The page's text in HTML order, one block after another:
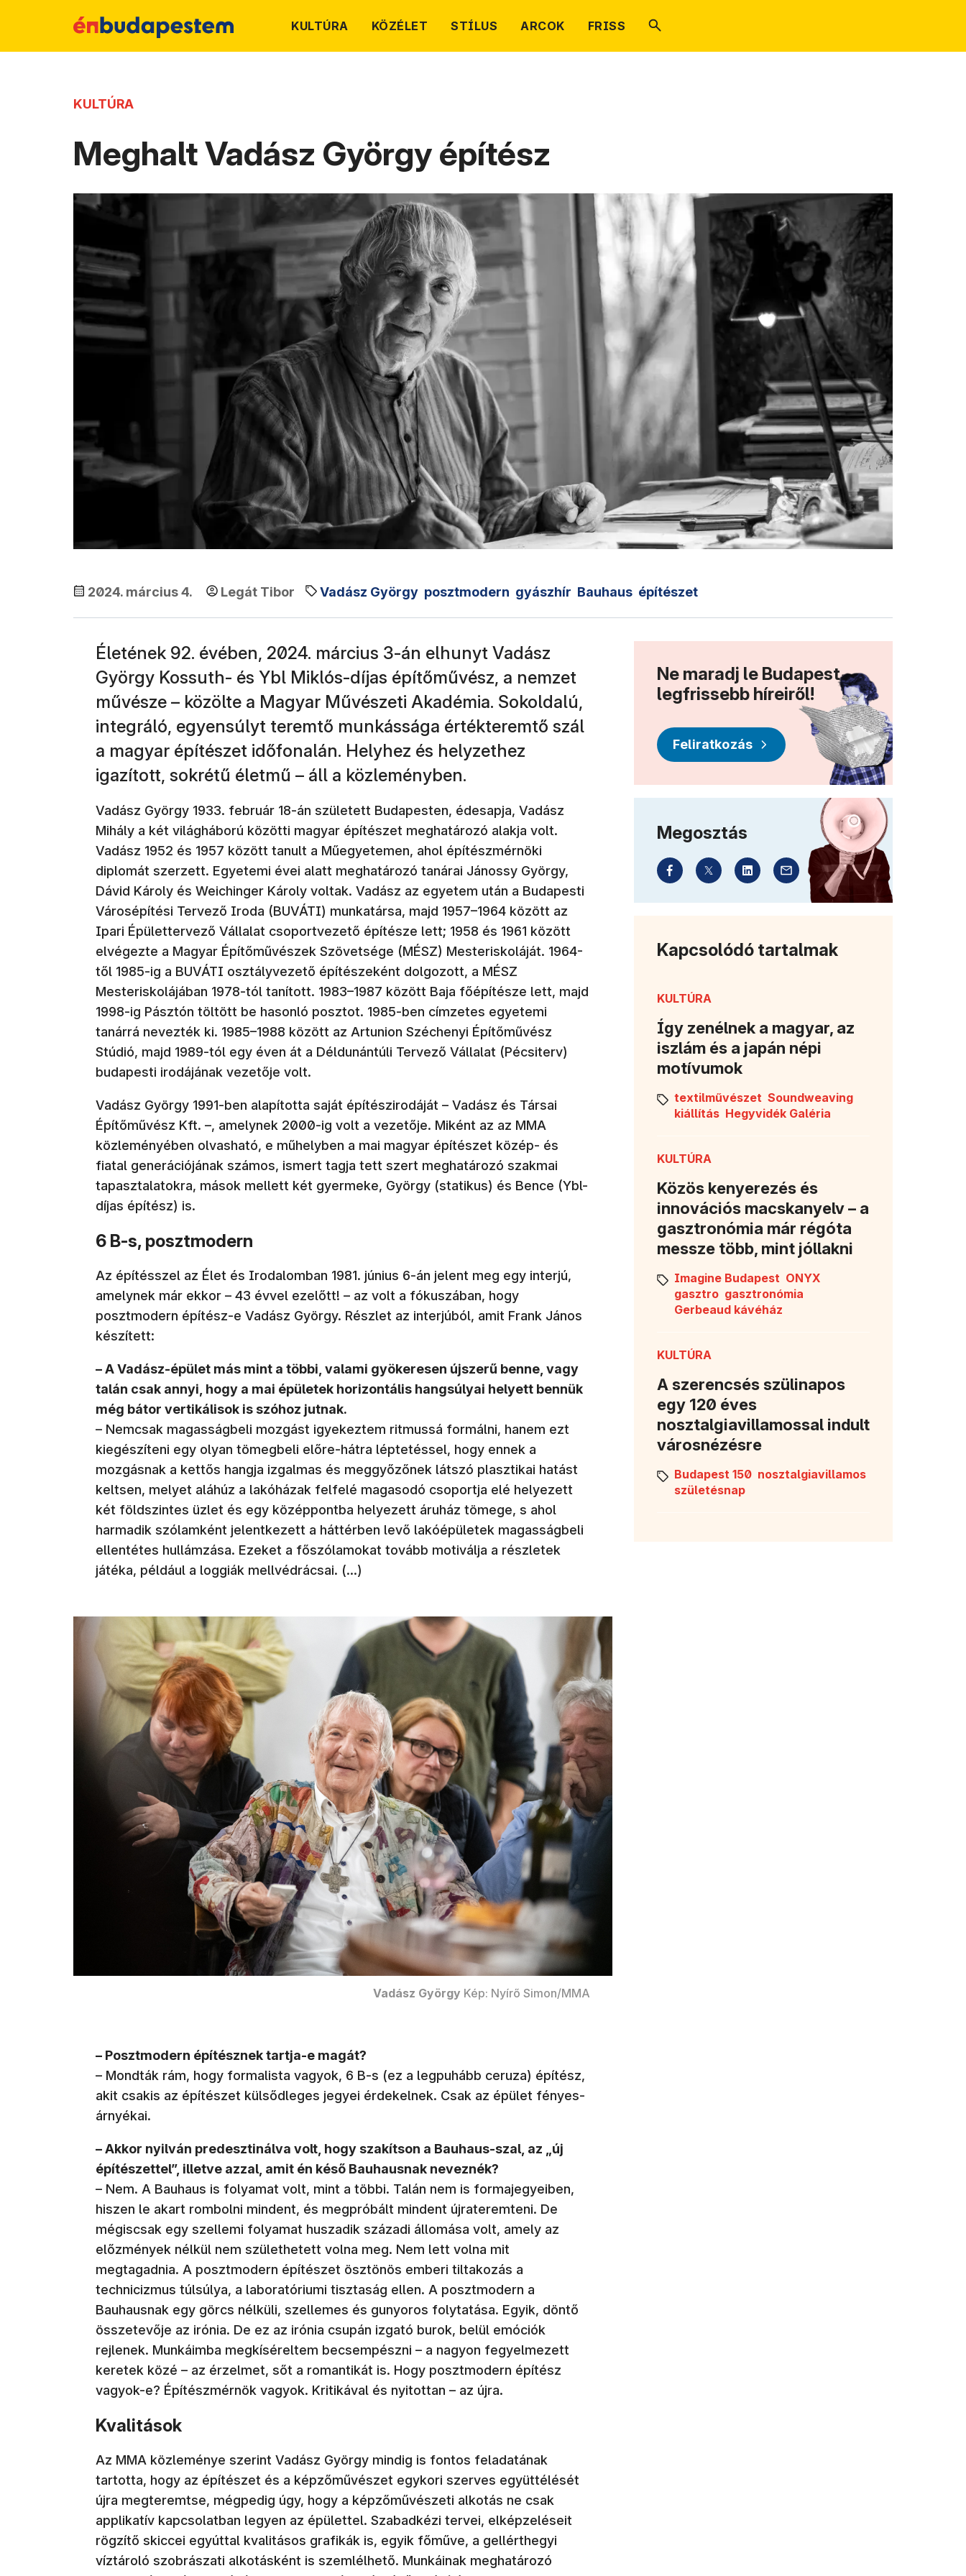
KULTÚRA KÖZÉLET STÍLUS ARCOK FRISS
KULTÚRA
Meghalt Vadász György építész
2024. március 4. Legát Tibor Vadász György posztmodern gyászhír Bauhaus építészet
Életének 92. évében, 2024. március 3-án elhunyt Vadász
György Kossuth- és Ybl Miklós-díjas építőművész, a nemzet
művésze – közölte a Magyar Művészeti Akadémia. Sokoldalú,
integráló, egyensúlyt teremtő munkássága értékteremtő szál
a magyar építészet időfonalán. Helyhez és helyzethez
igazított, sokrétű életmű – áll a közleményben.
Vadász György 1933. február 18-án született Budapesten, édesapja, Vadász
Mihály a két világháború közötti magyar építészet meghatározó alakja volt.
Vadász 1952 és 1957 között tanult a Műegyetemen, ahol építészmérnöki
diplomát szerzett. Egyetemi évei alatt meghatározó tanárai Jánossy György,
Dávid Károly és Weichinger Károly voltak. Vadász az egyetem után a Budapesti
Városépítési Tervező Iroda (BUVÁTI) munkatársa, majd 1957–1964 között az
Ipari Épülettervező Vállalat csoportvezető építésze lett; 1958 és 1961 között
elvégezte a Magyar Építőművészek Szövetsége (MÉSZ) Mesteriskoláját. 1964-
től 1985-ig a BUVÁTI osztályvezető építészeként dolgozott, a MÉSZ
Mesteriskolájában 1978-tól tanított. 1983–1987 között Baja főépítésze lett, majd
1998-ig Pásztón töltött be hasonló posztot. 1985-ben címzetes egyetemi
tanárrá nevezték ki. 1985–1988 között az Artunion Széchenyi Építőművész
Stúdió, majd 1989-tól egy éven át a Déldunántúli Tervező Vállalat (Pécsiterv)
budapesti irodájának vezetője volt.
Vadász György 1991-ben alapította saját építészirodáját – Vadász és Társai
Építőművész Kft. –, amelynek 2000-ig volt a vezetője. Miként az az MMA
közleményében olvasható, e műhelyben a mai magyar építészet közép- és
fiatal generációjának számos, ismert tagja tett szert meghatározó szakmai
tapasztalatokra, mások mellett két gyermeke, György (statikus) és Bence (Ybl-
díjas építész) is.
6 B-s, posztmodern
Az építésszel az Élet és Irodalomban 1981. június 6-án jelent meg egy interjú,
amelynek már ekkor – 43 évvel ezelőtt! – az volt a fókuszában, hogy
posztmodern építész-e Vadász György. Részlet az interjúból, amit Frank János
készített:
– A Vadász-épület más mint a többi, valami gyökeresen újszerű benne, vagy
talán csak annyi, hogy a mai épületek horizontális hangsúlyai helyett bennük
még bátor vertikálisok is szóhoz jutnak.
– Nemcsak magasságbeli mozgást igyekeztem ritmussá formálni, hanem ezt
kiegészíteni egy olyan tömegbeli előre-hátra léptetéssel, hogy ennek a
mozgásnak a kettős hangja izgalmas és meggyőzőnek látszó plasztikai hatást
keltsen, melyet aláhúz a lakóházak felfelé magasodó csoportja elé helyezett
két földszintes üzlet és egy középpontba helyezett áruház tömege, s ahol
harmadik szólamként jelentkezett a háttérben levő lakóépületek magasságbeli
ellentétes hullámzása. Ezeket a főszólamokat tovább motiválja a részletek
játéka, például a loggiák mellvédrácsai. (…)
Vadász György Kép: Nyírő Simon/MMA
– Posztmodern építésznek tartja-e magát?
– Mondták rám, hogy formalista vagyok, 6 B-s (ez a legpuhább ceruza) építész,
akit csakis az építészet külsődleges jegyei érdekelnek. Csak az épület fényes-
árnyékai.
– Akkor nyilván predesztinálva volt, hogy szakítson a Bauhaus-szal, az „új
építészettel”, illetve azzal, amit én késő Bauhausnak neveznék?
– Nem. A Bauhaus is folyamat volt, mint a többi. Talán nem is formajegyeiben,
hiszen le akart rombolni mindent, és megpróbált mindent újrateremteni. De
mégiscsak egy szellemi folyamat huszadik századi állomása volt, amely az
előzmények nélkül nem születhetett volna meg. Nem lett volna mit
megtagadnia. A posztmodern építészet ösztönös emberi tiltakozás a
technicizmus túlsúlya, a laboratóriumi tisztaság ellen. A posztmodern a
Bauhausnak egy görcs nélküli, szellemes és gunyoros folytatása. Egyik, döntő
összetevője az irónia. De ez az irónia csupán izgató burok, belül emóciók
rejlenek. Munkáimba megkíséreltem becsempészni – a nagyon fegyelmezett
keretek közé – az érzelmet, sőt a romantikát is. Hogy posztmodern építész
vagyok-e? Építészmérnök vagyok. Kritikával és nyitottan – az újra.
Kvalitások
Az MMA közleménye szerint Vadász György mindig is fontos feladatának
tartotta, hogy az építészet és a képzőművészet egykori szerves együttélését
újra megteremtse, mégpedig úgy, hogy a képzőművészeti alkotás ne csak
applikatív kapcsolatban legyen az épülettel. Szabadkézi tervei, elképzeléseit
rögzítő skiccei egyúttal kvalitásos grafikák is, egyik főműve, a gellérthegyi
víztároló szobrászati alkotásként is szemlélhető. Munkáinak meghatározó
Ne maradj le Budapest
legfrissebb híreiről!
Feliratkozás
Megosztás
Kapcsolódó tartalmak
KULTÚRA
Így zenélnek a magyar, az
iszlám és a japán népi
motívumok
textilművészet Soundweaving
kiállítás Hegyvidék Galéria
KULTÚRA
Közös kenyerezés és
innovációs macskanyelv – a
gasztronómia már régóta
messze több, mint jóllakni
Imagine Budapest ONYX
gasztro gasztronómia
Gerbeaud kávéház
KULTÚRA
A szerencsés szülinapos
egy 120 éves
nosztalgiavillamossal indult
városnézésre
Budapest 150 nosztalgiavillamos
születésnap